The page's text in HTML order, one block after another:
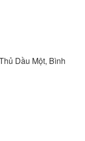
Dầu Một, Bình